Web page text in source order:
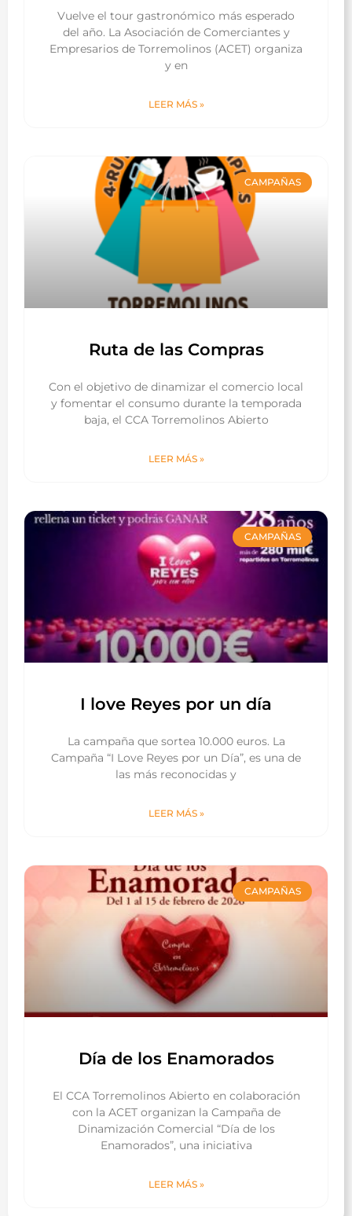
Vuelve el tour gastronómico más esperado
del año. La Asociación de Comerciantes y
Empresarios de Torremolinos (ACET) organiza
y en
LEER MÁS »
CAMPAÑAS
Ruta de las Compras
Con el objetivo de dinamizar el comercio local
y fomentar el consumo durante la temporada
baja, el CCA Torremolinos Abierto
LEER MÁS »
CAMPAÑAS
I love Reyes por un día
La campaña que sortea 10.000 euros. La
Campaña “I Love Reyes por un Día”, es una de
las más reconocidas y
LEER MÁS »
CAMPAÑAS
Día de los Enamorados
El CCA Torremolinos Abierto en colaboración
con la ACET organizan la Campaña de
Dinamización Comercial “Día de los
Enamorados”, una iniciativa
LEER MÁS »